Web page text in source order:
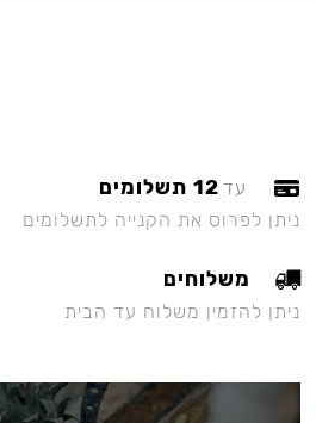
עד 12 תשלומים
ניתן לפרוס את הקנייה לתשלומים
משלוחים
ניתן להזמין משלוח עד הבית